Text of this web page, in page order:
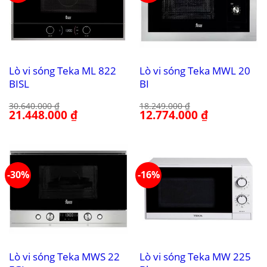
Lò vi sóng Teka ML 822
BISL
30.640.000₫
Giá
gốc
21.448.000₫Giá
hiện
Lò vi sóng Teka MWL 20
BI
18.249.000₫
Giá
gốc
12.774.000₫Giá
hiện
-30%
Lò vi sóng Teka MWS 22
-16%
Lò vi sóng Teka MW 225